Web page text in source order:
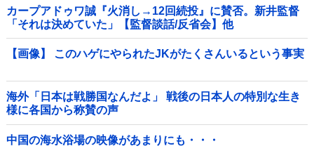
カープアドゥワ誠『火消し→12回続投』に賛否。新井監督
「それは決めていた」【監督談話/反省会】他
【画像】 このハゲにやられたJKがたくさんいるという事実
海外「日本は戦勝国なんだよ」 戦後の日本人の特別な生き
様に各国から称賛の声
中国の海水浴場の映像があまりにも・・・